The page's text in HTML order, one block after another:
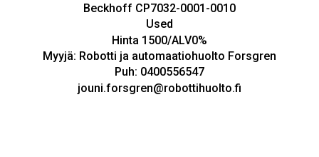
Beckhoff CP7032-0001-0010
Used
Hinta 1500/ALV0%
Myyjä: Robotti ja automaatiohuolto Forsgren
Puh: 0400556547
jouni.forsgren@robottihuolto.fi